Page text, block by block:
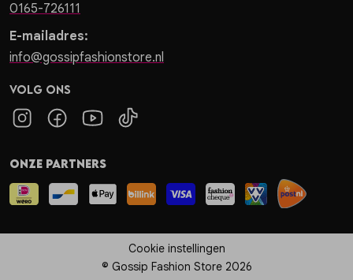
0165-726111
E-mailadres:
info@gossipfashionstore.nl
Volg ons
Onze partners
Cookie instellingen
© Gossip Fashion Store 2026